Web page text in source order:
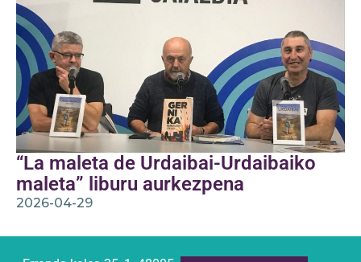
“La maleta de Urdaibai-Urdaibaiko
maleta” liburu aurkezpena
2026-04-29